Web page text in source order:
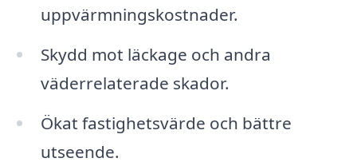
uppvärmningskostnader.
Skydd mot läckage och andra
väderrelaterade skador.
Ökat fastighetsvärde och bättre
utseende.